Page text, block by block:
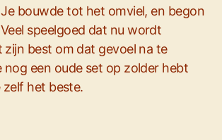
bouwde tot het omviel, en begon
speelgoed dat nu wordt
best om dat gevoel na te
nog een oude set op zolder hebt
zelf het beste.